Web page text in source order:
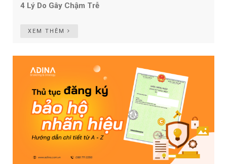
4 Lý Do Gây Chậm Trễ
XEM THÊM